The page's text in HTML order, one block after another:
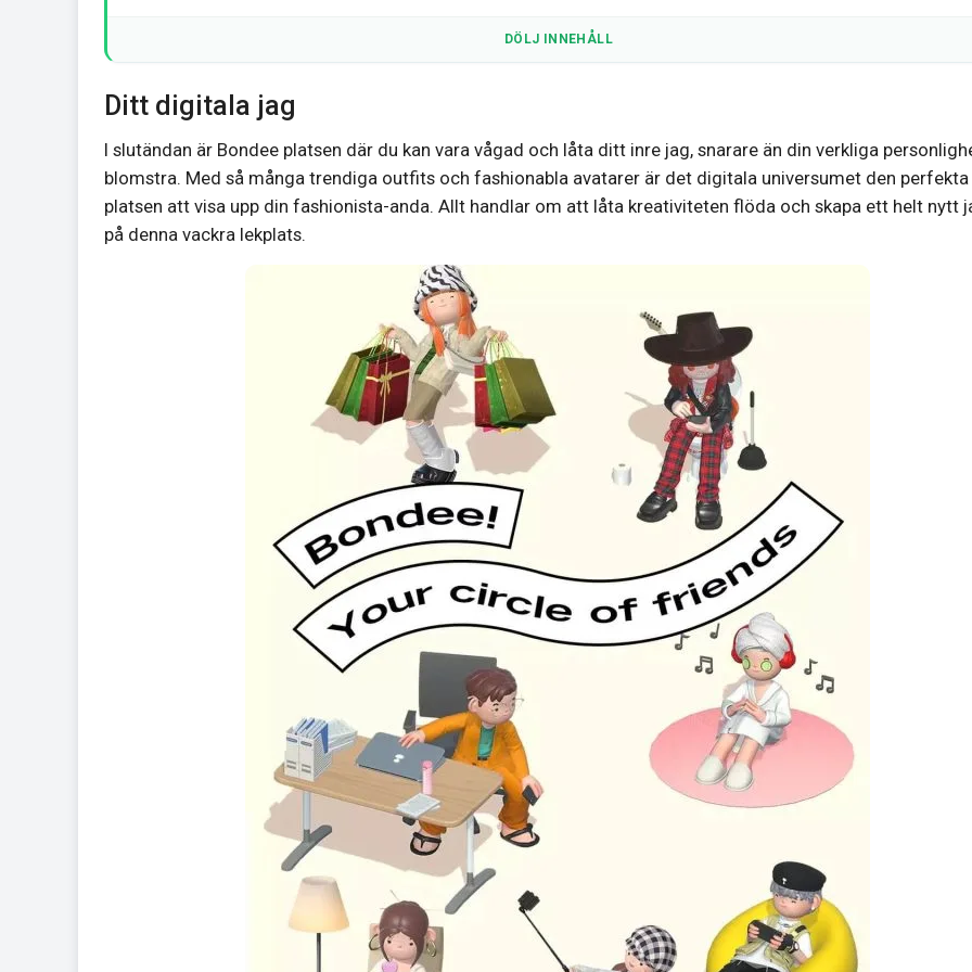
DÖLJ INNEHÅLL
Ditt digitala jag
I slutändan är Bondee platsen där du kan vara vågad och låta ditt inre jag, snarare än din verkliga
blomstra. Med så många trendiga outfits och fashionabla avatarer är det digitala universumet den perfekta
platsen att visa upp din fashionista-anda. Allt handlar om att låta kreativiteten flöda och skapa ett helt nytt
på denna vackra lekplats.